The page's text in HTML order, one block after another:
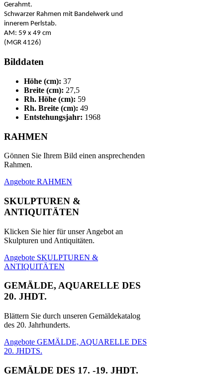
Gerahmt.
Schwarzer Rahmen mit Bandelwerk und
innerem Perlstab.
AM: 59 x 49 cm
(MGR 4126)
Bilddaten
Höhe (cm): 37
Breite (cm): 27,5
Rh. Höhe (cm): 59
Rh. Breite (cm): 49
Entstehungsjahr: 1968
RAHMEN
Gönnen Sie Ihrem Bild einen ansprechenden
Rahmen.
Angebote RAHMEN
SKULPTUREN &
ANTIQUITÄTEN
Klicken Sie hier für unser Angebot an
Skulpturen und Antiquitäten.
Angebote SKULPTUREN &
ANTIQUITÄTEN
GEMÄLDE, AQUARELLE DES
20. JHDT.
Blättern Sie durch unseren Gemäldekatalog
des 20. Jahrhunderts.
Angebote GEMÄLDE, AQUARELLE DES
20. JHDTS.
GEMÄLDE DES 17. -19. JHDT.